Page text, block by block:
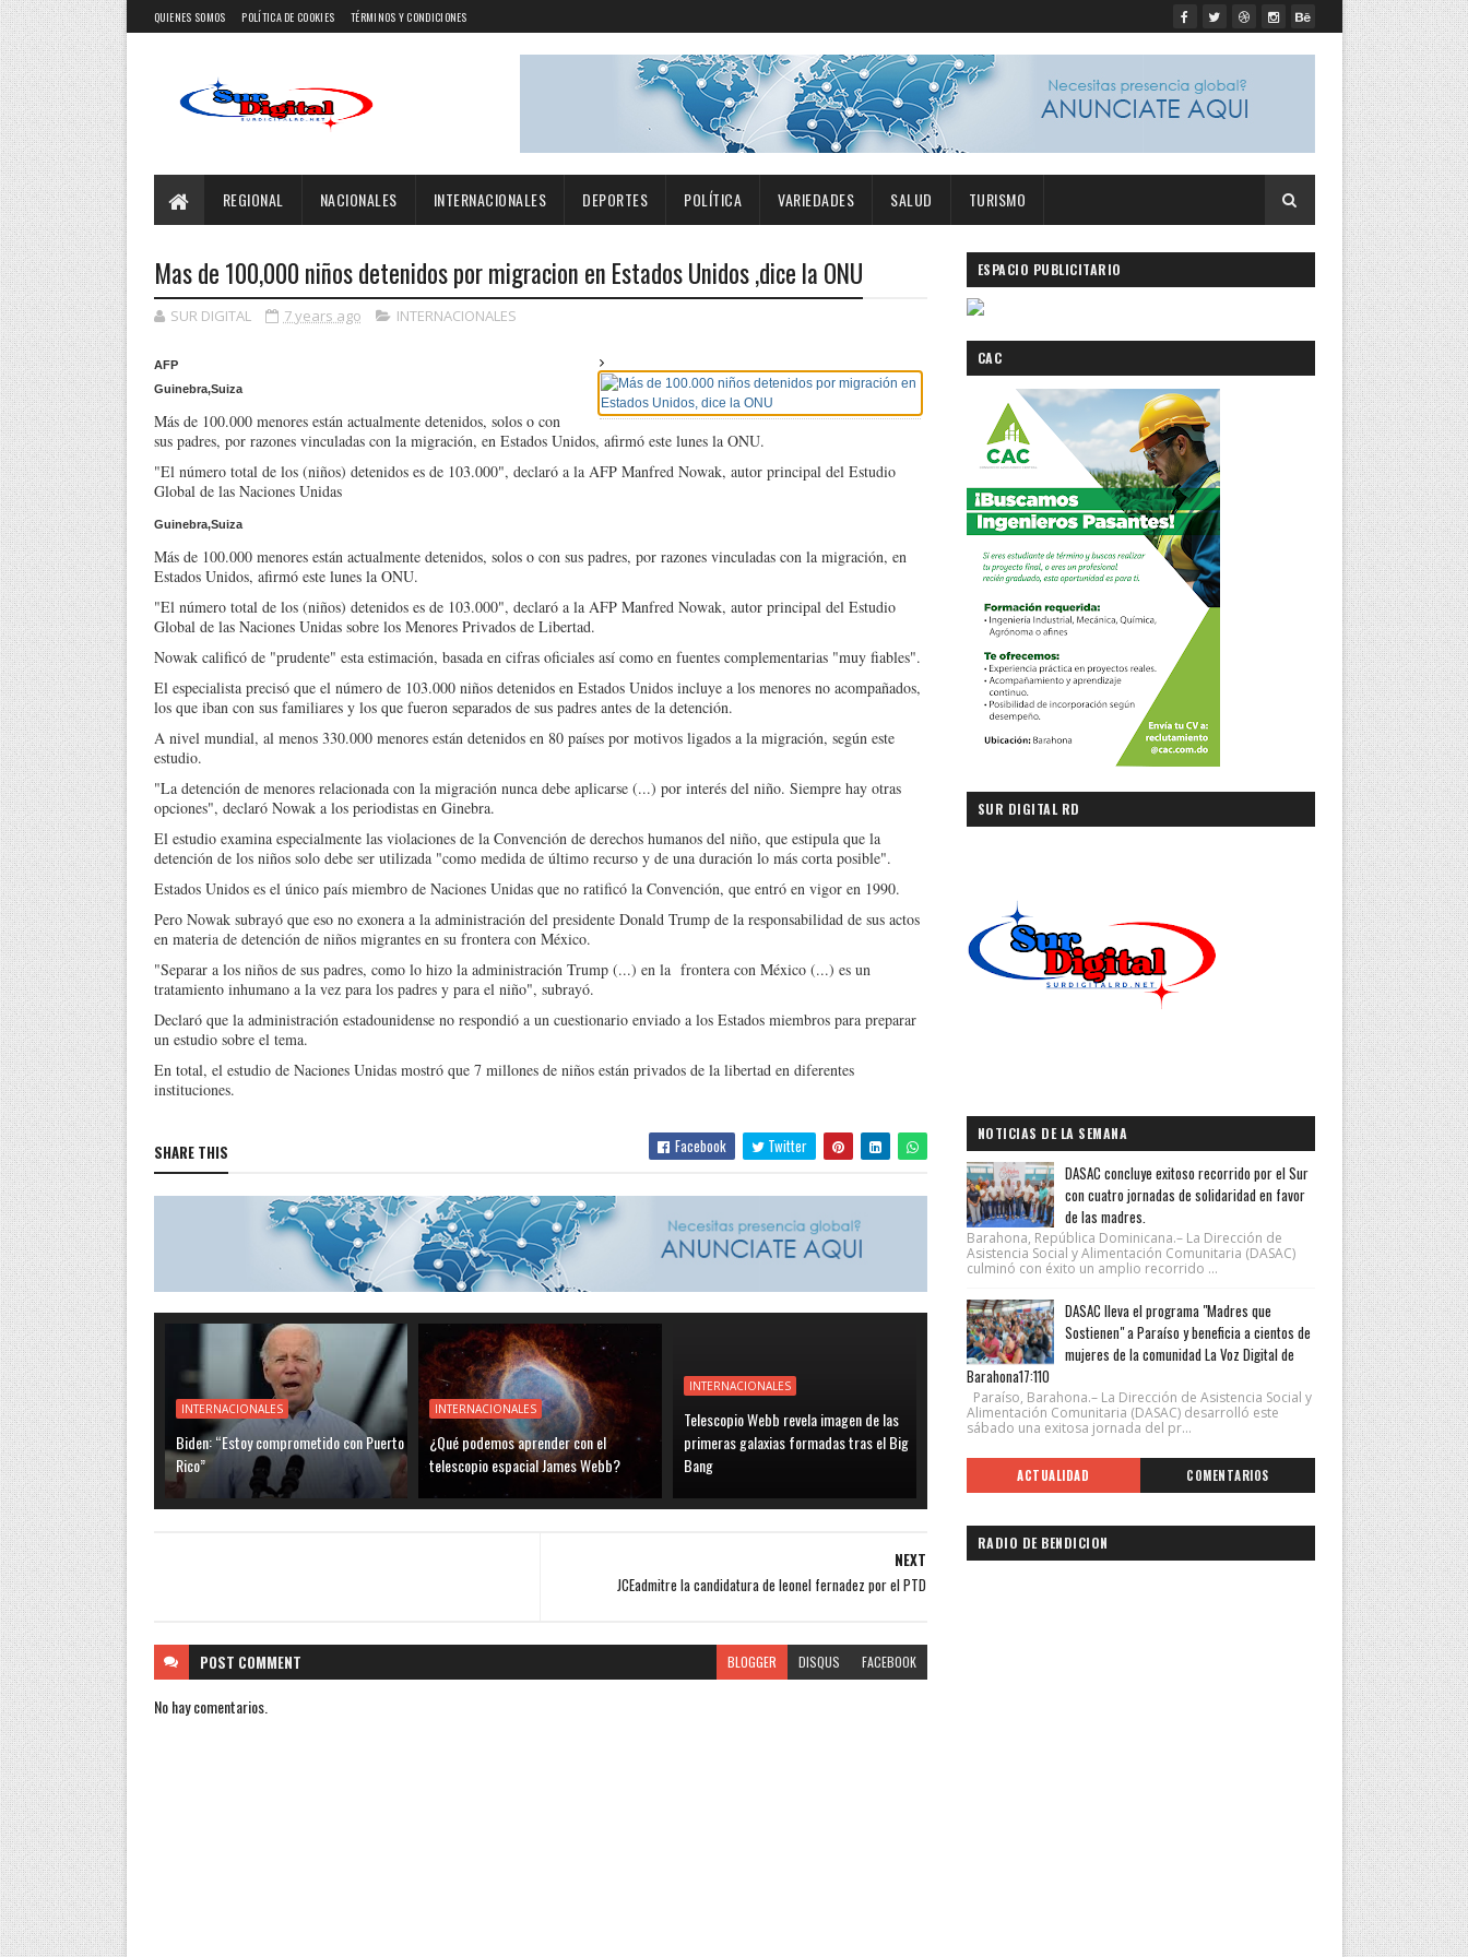
QUIENES SOMOS POLÍTICA DE COOKIES TÉRMINOS Y CONDICIONES
REGIONAL NACIONALES INTERNACIONALES DEPORTES POLÍTICA VARIEDADES SALUD TURISMO
Mas de 100,000 niños detenidos por migracion en Estados Unidos ,dice la ONU
SUR DIGITAL 7 years ago INTERNACIONALES
AFP
Guinebra,Suiza
Más de 100.000 menores están actualmente detenidos, solos o con
sus padres, por razones vinculadas con la migración, en Estados Unidos, afirmó este lunes la ONU.
"El número total de los (niños) detenidos es de 103.000", declaró a la AFP Manfred Nowak, autor principal del Estudio
Global de las Naciones Unidas
Guinebra,Suiza
Más de 100.000 menores están actualmente detenidos, solos o con sus padres, por razones vinculadas con la migración, en
Estados Unidos, afirmó este lunes la ONU.
"El número total de los (niños) detenidos es de 103.000", declaró a la AFP Manfred Nowak, autor principal del Estudio
Global de las Naciones Unidas sobre los Menores Privados de Libertad.
Nowak calificó de "prudente" esta estimación, basada en cifras oficiales así como en fuentes complementarias "muy fiables".
El especialista precisó que el número de 103.000 niños detenidos en Estados Unidos incluye a los menores no acompañados,
los que iban con sus familiares y los que fueron separados de sus padres antes de la detención.
A nivel mundial, al menos 330.000 menores están detenidos en 80 países por motivos ligados a la migración, según este
estudio.
"La detención de menores relacionada con la migración nunca debe aplicarse (...) por interés del niño. Siempre hay otras
opciones", declaró Nowak a los periodistas en Ginebra.
El estudio examina especialmente las violaciones de la Convención de derechos humanos del niño, que estipula que la
detención de los niños solo debe ser utilizada "como medida de último recurso y de una duración lo más corta posible".
Estados Unidos es el único país miembro de Naciones Unidas que no ratificó la Convención, que entró en vigor en 1990.
Pero Nowak subrayó que eso no exonera a la administración del presidente Donald Trump de la responsabilidad de sus actos
en materia de detención de niños migrantes en su frontera con México.
"Separar a los niños de sus padres, como lo hizo la administración Trump (...) en la frontera con México (...) es un
tratamiento inhumano a la vez para los padres y para el niño", subrayó.
Declaró que la administración estadounidense no respondió a un cuestionario enviado a los Estados miembros para preparar
un estudio sobre el tema.
En total, el estudio de Naciones Unidas mostró que 7 millones de niños están privados de la libertad en diferentes
instituciones.
SHARE THIS Facebook Twitter
INTERNACIONALES
Biden: “Estoy comprometido con Puerto
Rico”
INTERNACIONALES
¿Qué podemos aprender con el
telescopio espacial James Webb?
INTERNACIONALES
Telescopio Webb revela imagen de las
primeras galaxias formadas tras el Big
Bang
NEXT
JCEadmitre la candidatura de leonel fernadez por el PTD
POST COMMENT BLOGGER DISQUS FACEBOOK
No hay comentarios.
ESPACIO PUBLICITARIO
CAC
SUR DIGITAL RD
NOTICIAS DE LA SEMANA
DASAC concluye exitoso recorrido por el Sur
con cuatro jornadas de solidaridad en favor
de las madres.
Barahona, República Dominicana.– La Dirección de
Asistencia Social y Alimentación Comunitaria (DASAC)
culminó con éxito un amplio recorrido ...
DASAC lleva el programa "Madres que
Sostienen" a Paraíso y beneficia a cientos de
mujeres de la comunidad La Voz Digital de
Barahona17:110
Paraíso, Barahona.– La Dirección de Asistencia Social y
Alimentación Comunitaria (DASAC) desarrolló este
sábado una exitosa jornada del pr...
ACTUALIDAD COMENTARIOS
RADIO DE BENDICION